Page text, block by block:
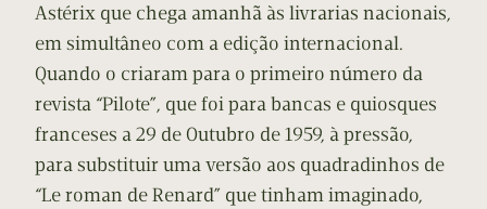
Astérix que chega amanhã às livrarias nacionais,
em simultâneo com a edição internacional.
Quando o criaram para o primeiro número da
revista “Pilote”, que foi para bancas e quiosques
franceses a 29 de Outubro de 1959, à pressão,
para substituir uma versão aos quadradinhos de
“Le roman de Renard” que tinham imaginado,